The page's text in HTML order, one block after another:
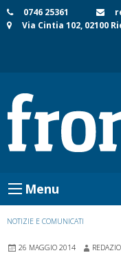
Skip
to
0746 25361
Via Cintia 102, 02100
Menu
NOTIZIE E COMUNICATI
26 MAGGIO 2014